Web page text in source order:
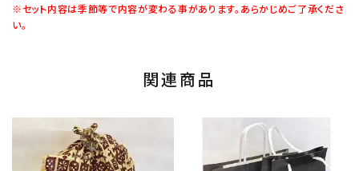
※セット内容は季節等で内容が変わる事があります。あらかじめご了承くださ
い。
関連商品